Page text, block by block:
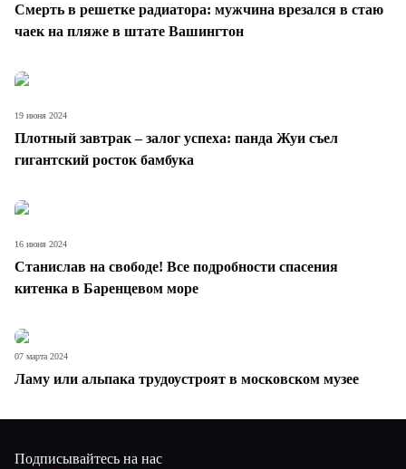
Смерть в решетке радиатора: мужчина врезался в стаю
чаек на пляже в штате Вашингтон
Плотный завтрак – залог успеха: панда Жуи съел
гигантский росток бамбука
19 июня 2024
Станислав на свободе! Все подробности спасения
китенка в Баренцевом море
16 июня 2024
Ламу или альпака трудоустроят в московском музее
07 марта 2024
Подписывайтесь на нас